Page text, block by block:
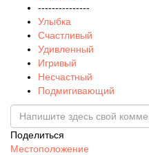
---------------
Улыбка
Счастливый
Удивленный
Игривый
Несчастный
Подмигивающий
Поделиться
Местоположение